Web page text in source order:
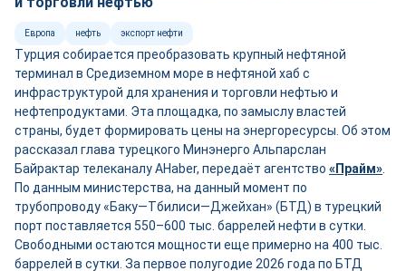
Европа нефть экспорт нефти
Турция собирается преобразовать крупный нефтяной
терминал в Средиземном море в нефтяной хаб с
инфраструктурой для хранения и торговли нефтью и
нефтепродуктами. Эта площадка, по замыслу властей
страны, будет формировать цены на энергоресурсы. Об этом
рассказал глава турецкого Минэнерго Альпарслан
Байрактар телеканалу AHaber, передаёт агентство «Прайм»
По данным министерства, на данный момент по
трубопроводу «Баку—Тбилиси—Джейхан» (БТД) в турецкий
порт поставляется 550–600 тыс. баррелей нефти в сутки.
Свободными остаются мощности ещепримерно на 400 тыс.
баррелей в сутки. За первое полугодие 2026 года по БТД